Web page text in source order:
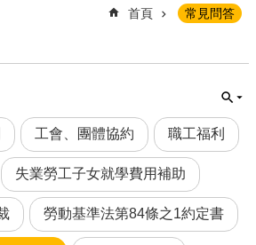
首頁 常見問答
工會、團體協約 職工福利
失業勞工子女就學費用補助
勞動基準法第84條之1約定書